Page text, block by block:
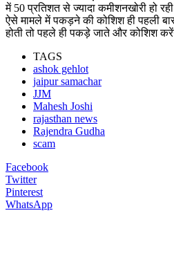
में 50 प्रतिशत से ज्यादा कमीशनखोरी हो
ऐसे मामले में पकड़ने की कोशिश ही पहली
होती तो पहले ही पकड़े जाते और कोशिश
TAGS
ashok gehlot
jaipur samachar
JJM
Mahesh Joshi
rajasthan news
Rajendra Gudha
scam
Facebook
Twitter
Pinterest
WhatsApp